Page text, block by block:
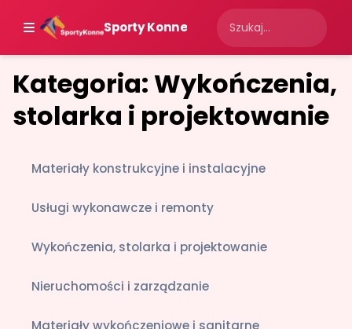
Sporty Konne
Kategoria: Wykończenia,
stolarka i projektowanie
Materiały konstrukcyjne i instalacyjne
Usługi wykonawcze i remonty
Wykończenia, stolarka i projektowanie
Nieruchomości i zarządzanie
Materiały wykończeniowe i sanitarne